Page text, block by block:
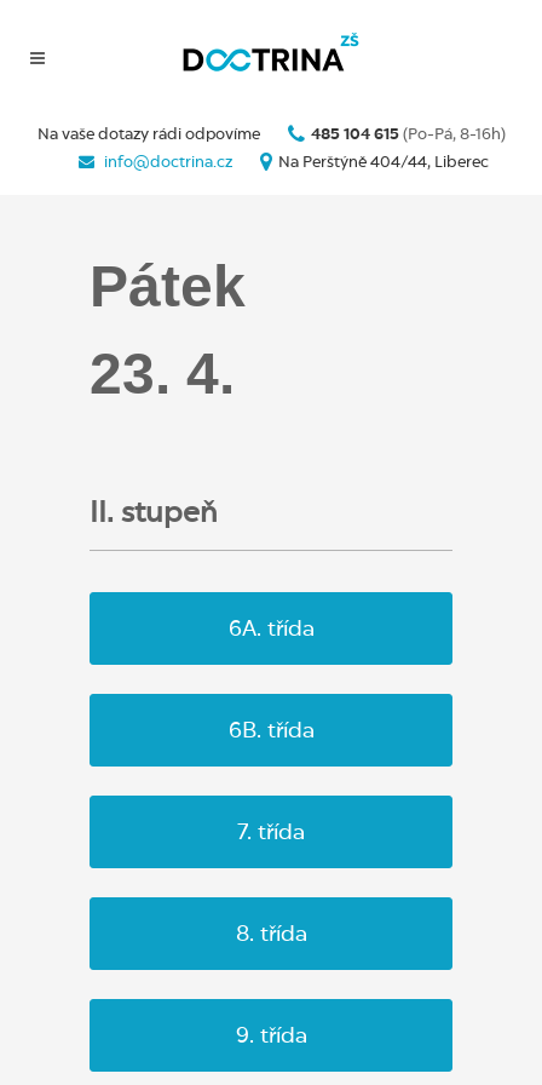
Na vaše dotazy rádi odpovíme 485 104 615 (Po-Pá, 8-16h)
info@doctrina.cz
Na Perštýně 404/44, Liberec
Pátek
23. 4.
II. stupeň
6A. třída
6B. třída
7. třída
8. třída
9. třída